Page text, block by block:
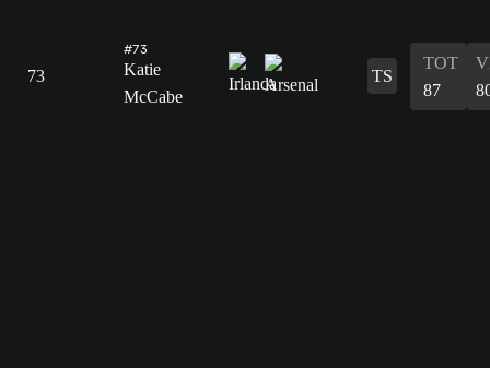
73
#73
Katie
McCabe
TS
TOT
87